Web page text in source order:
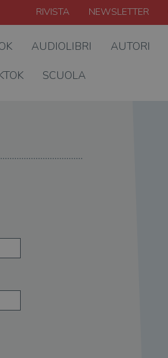
RIVISTA NEWSLETTER
AUDIOLIBRI AUTORI
SCUOLA